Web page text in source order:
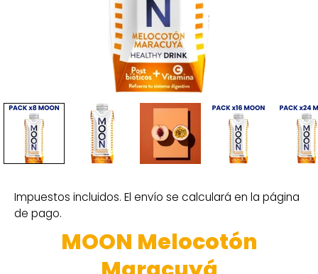
MOON Melocotón
Impuestos incluidos. El envío se calculará en la página
de pago.